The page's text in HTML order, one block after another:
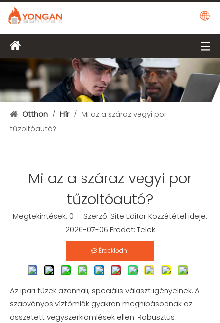
Otthon / Hír / Mi az a száraz vegyi por
tűzoltóautó?
Mi az a száraz vegyi por
tűzoltóautó?
Megtekintések: 0 Szerző: Site Editor Közzététel ideje:
2026-07-06 Eredet: Telek
Érdeklődni
Az ipari tüzek azonnali, speciális választ igényelnek. A
szabványos víztömlők gyakran meghibásodnak az
összetett vegyszerkiömlések ellen. Robusztus